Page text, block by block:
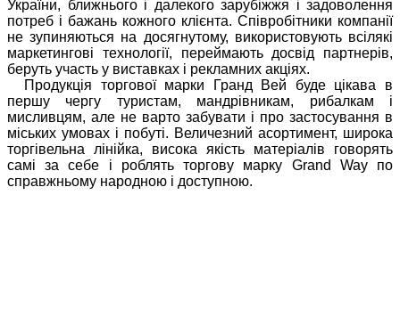
України, ближнього і далекого зарубіжжя і задоволення
потреб і бажань кожного клієнта. Співробітники компанії
не зупиняються на досягнутому, використовують всілякі
маркетингові технології, переймають досвід партнерів,
беруть участь у виставках і рекламних акціях.
Продукція торгової марки Гранд Вей буде цікава в
першу чергу туристам, мандрівникам, рибалкам і
мисливцям, але не варто забувати і про застосування в
міських умовах і побуті. Величезний асортимент, широка
торгівельна лінійка, висока якість матеріалів говорять
самі за себе і роблять торгову марку Grand Way по
справжньому народною і доступною.